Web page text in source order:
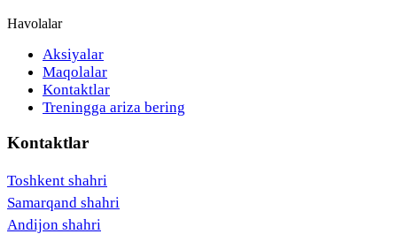
Havolalar
Aksiyalar
Maqolalar
Kontaktlar
Treningga ariza bering
Kontaktlar
Toshkent shahri
Samarqand shahri
Andijon shahri